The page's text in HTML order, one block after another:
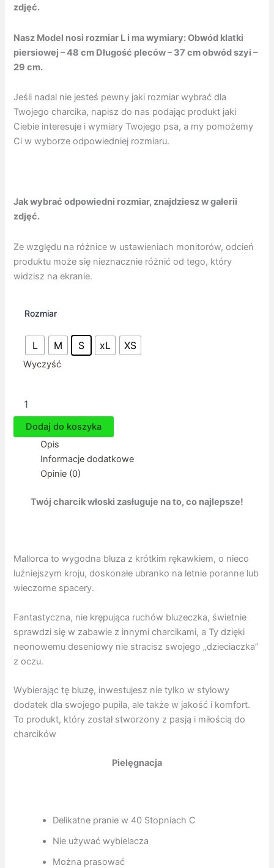
zdjęć.
Nasz Model nosi rozmiar L i ma wymiary: Obwód klatki
piersiowej – 48 cm Długość pleców – 37 cm obwód szyi –
29 cm.
Jeśli nadal nie jesteś pewny jaki rozmiar wybrać dla
Twojego charcika, napisz do nas podając produkt jaki
Ciebie interesuje i wymiary Twojego psa, a my pomożemy
Ci w wyborze odpowiedniej rozmiaru.
Jak wybrać odpowiedni rozmiar, znajdziesz w galerii
zdjęć.
Ze względu na różnice w ustawieniach monitorów, odcień
produktu może się nieznacznie różnić od tego, który
widzisz na ekranie.
Rozmiar
L M S xL XS
Wyczyść
Ubranko
charcika
Mallorca
Dodaj do koszyka
Opis
Informacje dodatkowe
Opinie (0)
Twój charcik włoski zasługuje na to, co najlepsze!
Mallorca to wygodna bluza z krótkim rękawkiem, o nieco
luźniejszym kroju, doskonałe ubranko na letnie poranne lub
wieczorne spacery.
Fantastyczna, nie krępująca ruchów bluzeczka, świetnie
sprawdzi się w zabawie z innymi charcikami, a Ty dzięki
neonowemu deseniowy nie stracisz swojego „dzieciaczka”
z oczu.
Wybierając tę bluzę, inwestujesz nie tylko w stylowy
dodatek dla swojego pupila, ale także w jakość i komfort.
To produkt, który został stworzony z pasją i miłością do
charcików
Pielęgnacja
Delikatne pranie w 40 Stopniach C
Nie używać wybielacza
Można prasować